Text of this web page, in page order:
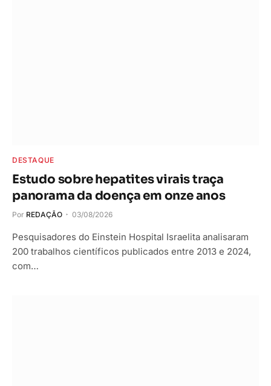
DESTAQUE
Estudo sobre hepatites virais traça
panorama da doença em onze anos
Por REDAÇÃO 03/08/2026
Pesquisadores do Einstein Hospital Israelita analisaram
200 trabalhos científicos publicados entre 2013 e 2024,
com…